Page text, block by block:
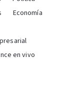
Economía
en vivo